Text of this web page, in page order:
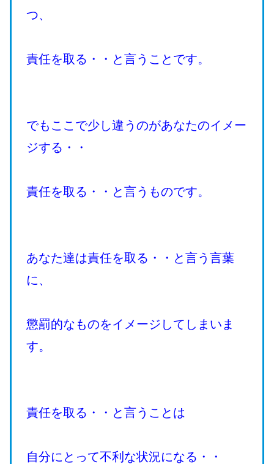
つ、
責任を取る・・と言うことです。
でもここで少し違うのがあなたのイメー
ジする・・
責任を取る・・と言うものです。
あなた達は責任を取る・・と言う言葉
に、
懲罰的なものをイメージしてしまいま
す。
責任を取る・・と言うことは
自分にとって不利な状況になる・・